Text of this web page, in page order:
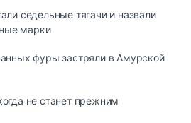
седельные тягачи и назвали
марки
фуры застряли в Амурской
не станет прежним